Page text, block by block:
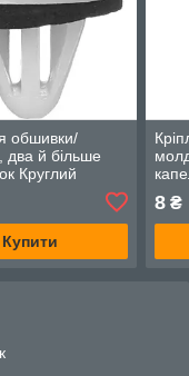
обшивки/
два й більше
Круглий
— Infiniti Q60
Купити
8 ₴